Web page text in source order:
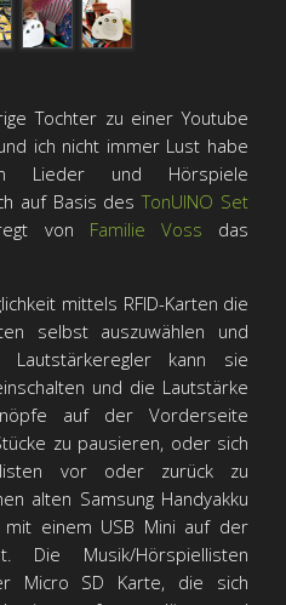
Tochter zu einer Youtube
ich nicht immer Lust habe
Lieder und Hörspiele
auf Basis desTonUINO Set
von Familie Voss das
mittels RFID-Karten die
selbst auszuwählen und
kann sie
und die Lautstärke
auf der Vorderseite
zu pausieren, oder sich
vor oder zurück zu
alten Samsung Handyakku
mit einem USB Mini auf der
Die Musik/Hörspiellisten
Micro SD Karte, die sich